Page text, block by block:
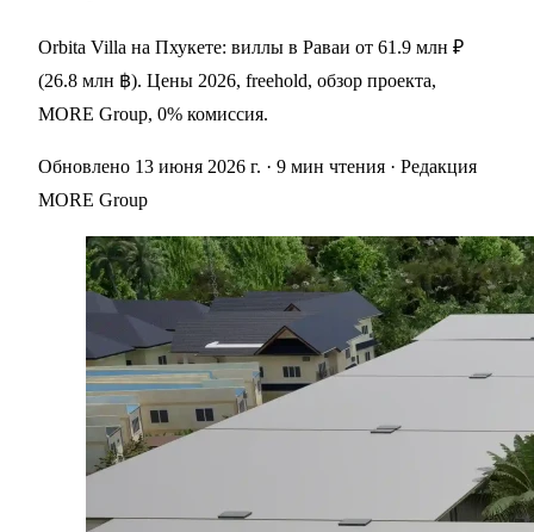
Orbita Villa на Пхукете: виллы в Раваи от 61.9 млн ₽
(26.8 млн ฿). Цены 2026, freehold, обзор проекта,
MORE Group, 0% комиссия.
Обновлено 13 июня 2026 г. · 9 мин чтения · Редакция
MORE Group